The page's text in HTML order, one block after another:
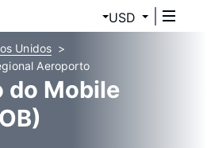
USD
Unidos
Aeroporto
do Mobile